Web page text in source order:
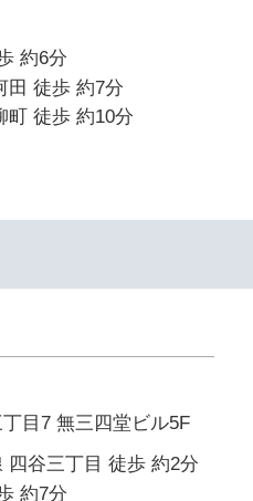
約6分
田 徒歩 約7分
町 徒歩 約10分
目7 無三四堂ビル5F
四谷三丁目 徒歩 約2分
約7分